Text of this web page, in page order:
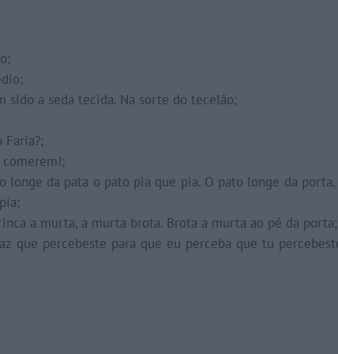
sido a seda tecida. Na sorte do tecelão;
Faria?;
da pata o pato pia que pia. O pato longe da porta,
a murta, a murta brota. Brota a murta ao pé da porta;
que percebeste para que eu perceba que tu